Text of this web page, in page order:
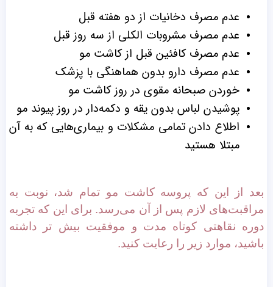
عدم مصرف دخانیات از دو هفته قبل
عدم مصرف مشروبات الکلی از سه روز قبل
عدم مصرف کافئین قبل از کاشت مو
عدم مصرف دارو بدون هماهنگی با پزشک
خوردن صبحانه‌ مقوی در روز کاشت مو
پوشیدن لباس بدون یقه و دکمه‌دار در روز پیوند مو
اطلاع دادن تمامی مشکلات و بیماری‌هایی که به آن
مبتلا هستید
بعد از این که پروسه کاشت مو تمام شد، نوبت به
مراقبت‌های لازم پس از آن می‌رسد. برای این که تجربه
دوره نقاهتی کوتاه مدت و موفقیت بیش تر داشته
باشید، موارد زیر را رعایت کنید.